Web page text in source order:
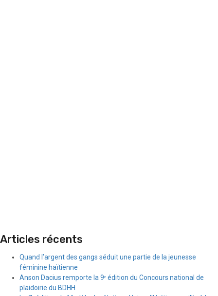
Articles récents
Quand l’argent des gangs séduit une partie de la jeunesse
féminine haïtienne
Anson Dacius remporte la 9ᵉ édition du Concours national de
plaidoirie du BDHH